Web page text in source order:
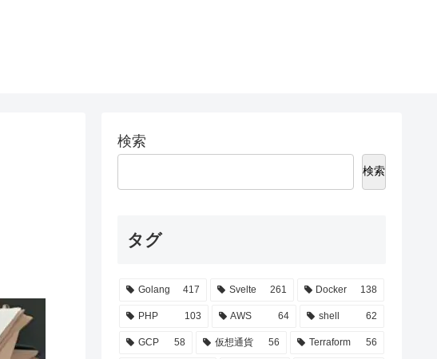
検索
検索
タグ
Golang 417 Svelte 261 Docker 138
PHP 103 AWS 64 shell 62
GCP 58 仮想通貨 56 Terraform 56